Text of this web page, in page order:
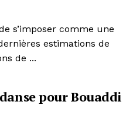
s’imposer comme une
estimations de
de ...
pour Bouaddi